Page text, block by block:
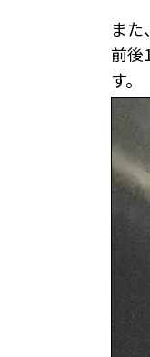
ま
前後
す。